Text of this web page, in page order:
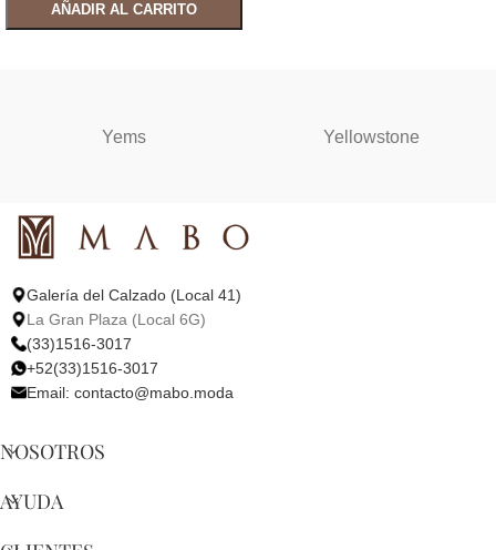
AÑADIR AL CARRITO
Yems Yellowstone
Galería del Calzado (Local 41)
La Gran Plaza (Local 6G)
(33)1516-3017
+52(33)1516-3017
Email: contacto@mabo.moda
NOSOTROS
AYUDA